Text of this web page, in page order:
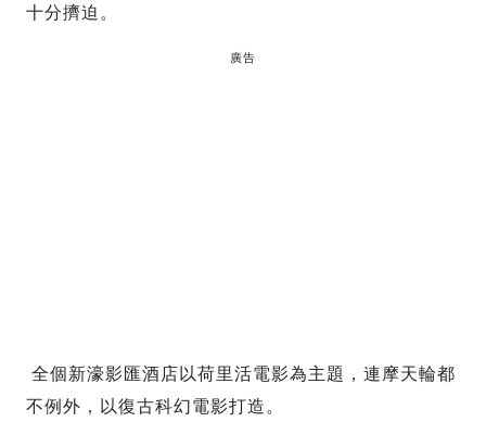
十分擠迫。
廣告
全個新濠影匯酒店以荷里活電影為主題，連摩天輪都
不例外，以復古科幻電影打造。